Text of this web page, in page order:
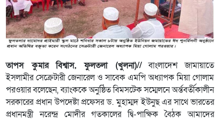
তাপস কুমার বিশ্বাস, ফুলতলা (খুলনা)//বাংলাদেশ জামায়াতে
ইসলামীর সেক্রেটারী জেনারেল ও সাবেক এমপি অধ্যাপক মিয়া গোলাম
পরওয়ার বলেছেন, ব্যাংককে অনুষ্ঠিত বিমসটেক সম্মেলনে অর্ন্তবর্তীকালীন
সরকারের প্রধান উপদেষ্টা প্রফেসর ড. মুহাম্মদ ইউনুছ এর সাথে ভারতের
প্রধানমন্ত্রী নরেন্দ্র মোদীর গতকালের দ্বি-পাক্ষিক বৈঠক আমাদের